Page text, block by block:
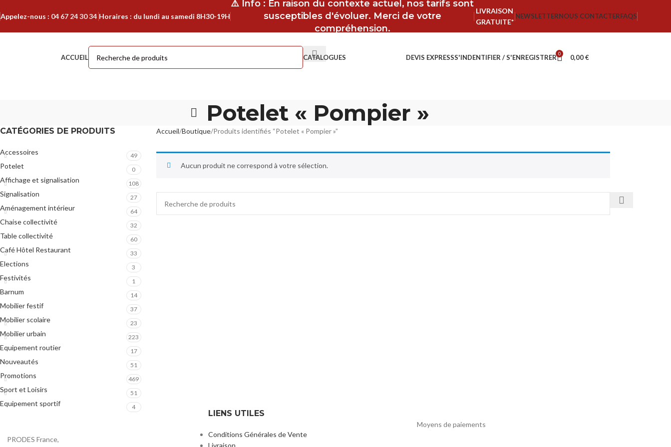
Appelez-nous : 04 67 24 30 34 Horaires : du lundi au samedi 8H30-19H
⚠️ Info : En raison du contexte actuel, nos tarifs sont
susceptibles d'évoluer. Merci de votre
compréhension.
LIVRAISON
GRATUITE*
NEWSLETTERNOUS CONTACTERFAQS
ACCUEIL CATALOGUES DEVIS EXPRESSS'INDENTIFIER / S'ENREGISTRER 0 0,00€
Potelet « Pompier »
CATÉGORIES DE PRODUITS
Accessoires 49
Potelet 0
Affichage et signalisation 108
Signalisation 27
Aménagement intérieur 64
Chaise collectivité 32
Table collectivité 60
Café Hôtel Restaurant 33
Elections 3
Festivités 1
Barnum 14
Mobilier festif 37
Mobilier scolaire 23
Mobilier urbain 223
Equipement routier 17
Nouveautés 51
Promotions 469
Sport et Loisirs 51
Equipement sportif 4
Accueil Boutique Produits identifiés “Potelet « Pompier »”
Aucun produit ne correspond à votre sélection.
PRODES France,
LIENS UTILES
Conditions Générales de Vente
Livraison
Moyens de paiements